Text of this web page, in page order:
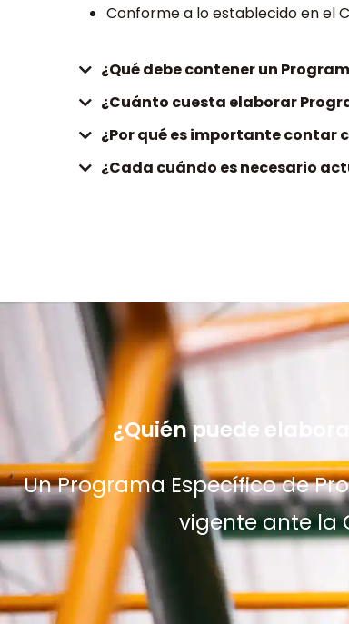
Conforme a lo establecido en el
¿Qué debe contener un
¿Cuánto cuesta elaborar
¿Por qué es importante contar
¿Cada cuándo es necesario
¿Quién puede
Un Programa Específico de
vigente ante la